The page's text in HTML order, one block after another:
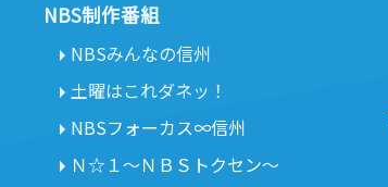
NBS制作番組
NBSみんなの信州
土曜はこれダネッ！
NBSフォーカス∞信州
Ｎ☆１～ＮＢＳトクセン～